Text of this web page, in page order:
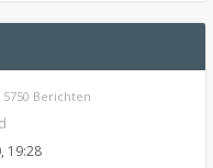
Berichten
19:28